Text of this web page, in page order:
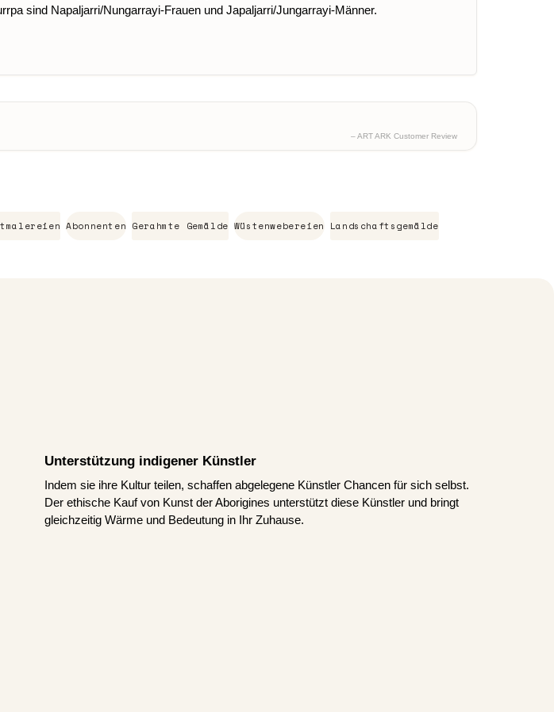
sind Napaljarri/Nungarrayi-Frauen und Japaljarri/Jungarrayi-Männer.
– ART ARK Customer Review
Abonnenten Gerahmte Gemälde Wüstenwebereien Landschaftsgemälde
Unterstützung indigener Künstler
Indem sie ihre Kultur teilen, schaffen abgelegene Künstler Chancen für sich selbst.
Der ethische Kauf von Kunst der Aborigines unterstützt diese Künstler und bringt
gleichzeitig Wärme und Bedeutung in Ihr Zuhause.